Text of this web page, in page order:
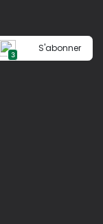
3
S'abonner